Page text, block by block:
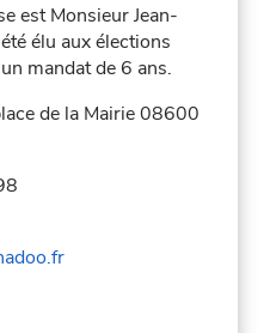
est Monsieur Jean-
élu aux élections
mandat de 6 ans.
de la Mairie 08600